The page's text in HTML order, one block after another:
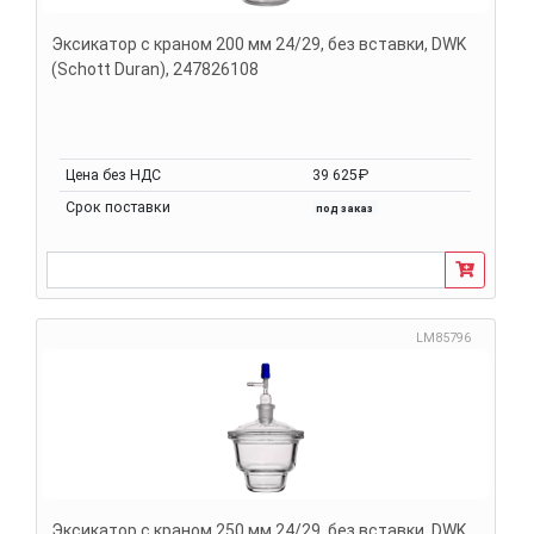
Эксикатор с краном 200 мм 24/29, без вставки, DWK
(Schott Duran), 247826108
Цена без НДС
39 625₽
Срок поставки
под заказ
LM85796